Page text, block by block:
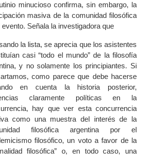
minucioso confirma, sin embargo, la
masiva de la comunidad filosófica
evento. Señala la investigadora que
la lista, se aprecia que los asistentes
casi “todo el mundo” de la filosofía
y no solamente los principiantes. Si
como parece que debe hacerse
en cuenta la historia posterior,
claramente políticas en la
hay que ver esta concurrencia
como una muestra del interés de la
filosófica argentina por el
filosófico, un voto a favor de la
filosófica” o, en todo caso, una